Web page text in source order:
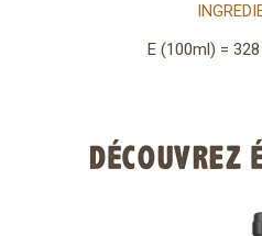
E (100ml) =
DÉCOUVREZ